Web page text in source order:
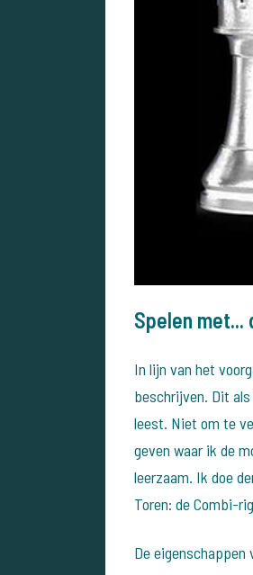
Spelen
In lijn van het
beschrijven. Dit
leest. Niet om te
geven waar ik de
leerzaam. Ik doe
Toren: de Combi-
De